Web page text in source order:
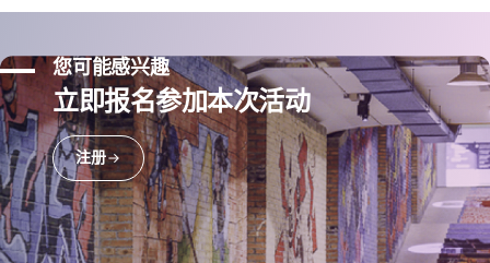
您可能感兴趣
立即报名参加本次活动
注册